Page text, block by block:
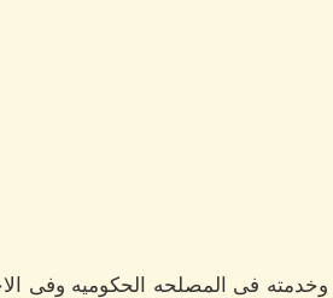
فى المصلحه الحكوميه وفى